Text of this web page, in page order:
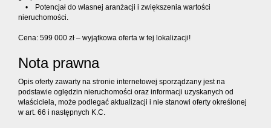
• Potencjał do własnej aranżacji i zwiększenia wartości
nieruchomości.
Cena: 599 000 zł – wyjątkowa oferta w tej lokalizacji!
Nota prawna
Opis oferty zawarty na stronie internetowej sporządzany jest na
podstawie oględzin nieruchomości oraz informacji uzyskanych od
właściciela, może podlegać aktualizacji i nie stanowi oferty określonej
w art. 66 i następnych K.C.